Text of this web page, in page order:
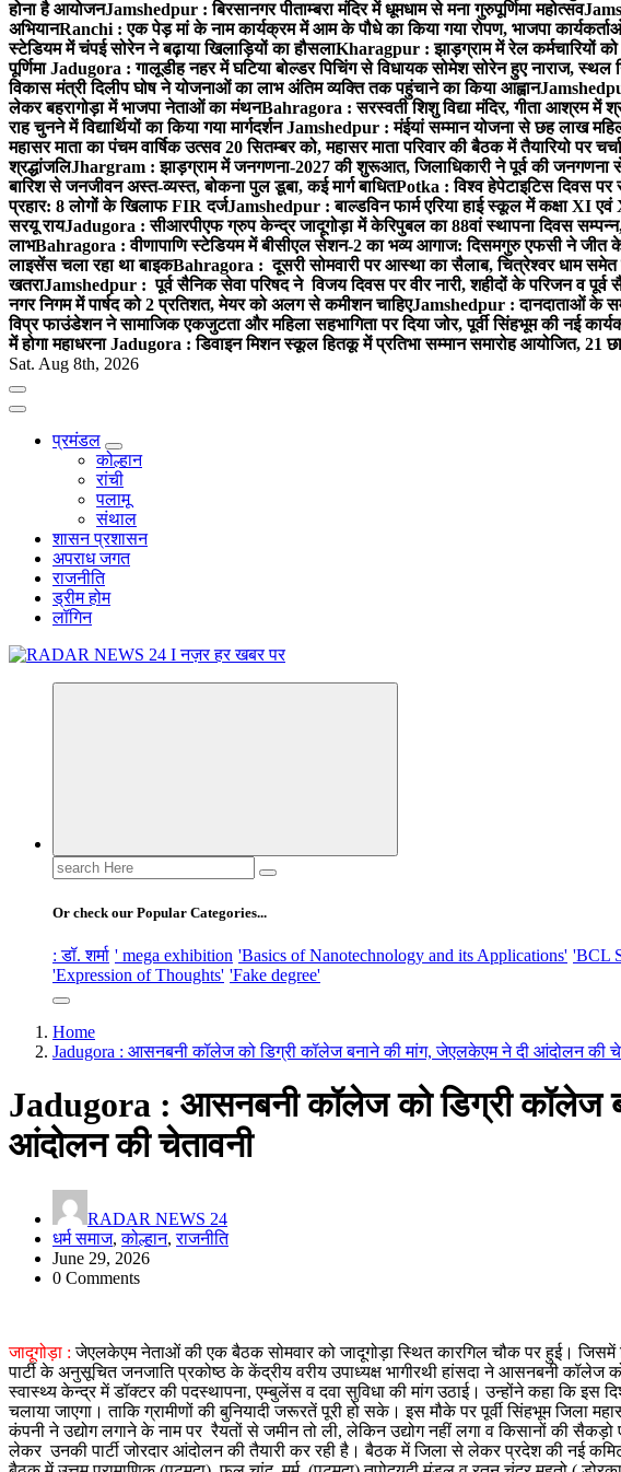
होना है आयोजनJamshedpur : बिरसानगर पीताम्बरा मंदिर में धूमधाम से मना गुरुपूर्णिमा महोत्सव
अभियानRanchi : एक पेड़ मां के नाम कार्यक्रम में आम के पौधे का किया गया रोपण, भाजपा
स्टेडियम में चंपई सोरेन ने बढ़ाया खिलाड़ियों का हौसलाKharagpur : झाड़ग्राम में रेल कर्मचारियों
पूर्णिमाJadugora : गालूडीह नहर में घटिया बोल्डर पिचिंग से विधायक सोमेश सोरेन हुए नाराज,
विकास मंत्री दिलीप घोष ने योजनाओं का लाभ अंतिम व्यक्ति तक पहुंचाने का किया आह्वान
लेकर बहरागोड़ा में भाजपा नेताओं का मंथनBahragora : सरस्वती शिशु विद्या मंदिर, गीता आश्रम में
राह चुनने में विद्यार्थियों का किया गया मार्गदर्शनJamshedpur : मंईयां सम्मान योजना से छह लाख
महासर माता का पंचम वार्षिक उत्सव 20 सितम्बर को, महासर माता परिवार की बैठक में तैयारियो पर चर्चा
श्रद्धांजलिJhargram : झाड़ग्राम में जनगणना-2027 की शुरूआत, जिलाधिकारी ने पूर्व की जनगणना से
बारिश से जनजीवन अस्त-व्यस्त, बोकना पुल डूबा, कई मार्ग बाधितPotka : विश्व हेपेटाइटिस दिवस
प्रहार: 8 लोगों के खिलाफ FIR दर्जJamshedpur : बाल्डविन फार्म एरिया हाई स्कूल में कक्षा XI एवं
सरयू रायJadugora : सीआरपीएफ ग्रुप केन्द्र जादूगोड़ा में केरिपुबल का 88वां स्थापना दिवस सम्पन्न,
लाभBahragora : वीणापाणि स्टेडियम में बीसीएल सेशन-2 का भव्य आगाज: दिसमगुरु एफसी ने जीत
लाइसेंस चला रहा था बाइकBahragora : दूसरी सोमवारी पर आस्था का सैलाब, चित्रेश्वर धाम समेत
खतराJamshedpur : पूर्व सैनिक सेवा परिषद ने विजय दिवस पर वीर नारी, शहीदों के परिजन व पूर्व
नगर निगम में पार्षद को 2 प्रतिशत, मेयर को अलग से कमीशन चाहिएJamshedpur : दानदाताओं के
विप्र फाउंडेशन ने सामाजिक एकजुटता और महिला सहभागिता पर दिया जोर, पूर्वी सिंहभूम की नई
में होगा महाधरनाJadugora : डिवाइन मिशन स्कूल हितकू में प्रतिभा सम्मान समारोह आयोजित, 21
Sat. Aug 8th, 2026
प्रमंडल
कोल्हान
रांची
पलामू
संथाल
शासन प्रशासन
अपराध जगत
राजनीति
ड्रीम होम
लॉगिन
Search
for:
Or check our Popular Categories...
: डॉ. शर्मा ' mega exhibition 'Basics of Nanotechnology and its Applications' 'BCL
'Expression of Thoughts' 'Fake degree'
Home
Jadugora : आसनबनी कॉलेज को डिग्री कॉलेज बनाने की मांग, जेएलकेएम ने दी आंदोलन की
Jadugora : आसनबनी कॉलेज को डिग्री कॉलेज
आंदोलन की चेतावनी
RADAR NEWS 24
धर्म समाज,कोल्हान,राजनीति
June 29, 2026
0 Comments
जादूगोड़ा : जेएलकेएम नेताओं की एक बैठक सोमवार को जादूगोड़ा स्थित कारगिल चौक पर हुई। जिसमें
पार्टी के अनुसूचित जनजाति प्रकोष्ठ के केंद्रीय वरीय उपाध्यक्ष भागीरथी हांसदा ने आसनबनी
स्वास्थ्य केन्द्र में डॉक्टर की पदस्थापना, एम्बुलेंस व दवा सुविधा की मांग उठाई। उन्होंने कहा कि इस
चलाया जाएगा। ताकि ग्रामीणों की बुनियादी जरूरतें पूरी हो सके। इस मौके पर पूर्वी सिंहभूम जिला
कंपनी ने उद्योग लगाने के नाम पर रैयतों से जमीन तो ली, लेकिन उद्योग नहीं लगा व किसानों की
लेकर उनकी पार्टी जोरदार आंदोलन की तैयारी कर रही है। बैठक में जिला से लेकर प्रदेश की नई